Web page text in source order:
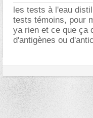
les tests à l'eau
tests témoins, pour
ya rien et ce que ça
d'antigènes ou